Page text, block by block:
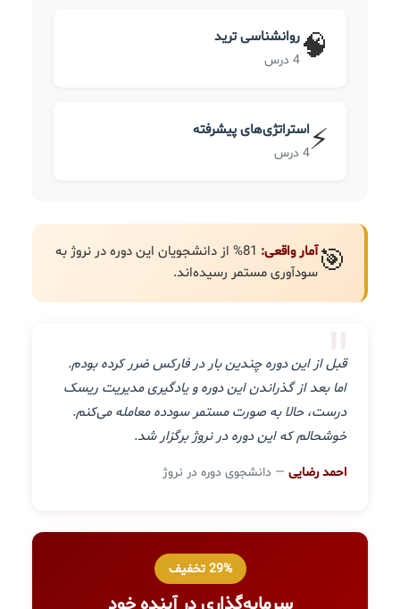
🧠روانشناسی ترید
4 درس
⚡استراتژی‌های پیشرفته
4 درس
🎯آمار واقعی:
81% از دانشجویان این دوره در نروژ به
سودآوری مستمر رسیده‌اند.
"
قبل از این دوره چندین بار در فارکس ضرر کرده بودم.
اما بعد از گذراندن این دوره و یادگیری مدیریت ریسک
درست، حالا به صورت مستمر سودده معامله می‌کنم.
خوشحالم که این دوره در نروژ برگزار شد.
احمد رضایی — دانشجوی دوره در نروژ
29% تخفیف